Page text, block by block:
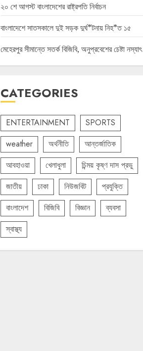
২০ শে আগস্ট বাংলাদেশের রাষ্ট্রপতি নির্বাচন
বাংলাদেশে সাতসকালে দুই সড়ক দুর্ঘ*টনায় নিহ*ত ১৫
মেহেরপুর সীমান্তে সতর্ক বিজিবি, অনুপ্রবেশের চেষ্টা নস্যাৎ
CATEGORIES
ENTERTAINMENT
SPORTS
weather
অর্থনীতি
আন্তর্জাতিক
আবহাওয়া
খেলাধুলা
চিন্ময় কৃষ্ণ দাস প্রভু
জাতীয়
ঢাকা নিউজবিট
প্রযুক্তি
বাংলাদেশ
বিজিবি বিজ্ঞান
ব্যবসা
স্বাস্থ্য